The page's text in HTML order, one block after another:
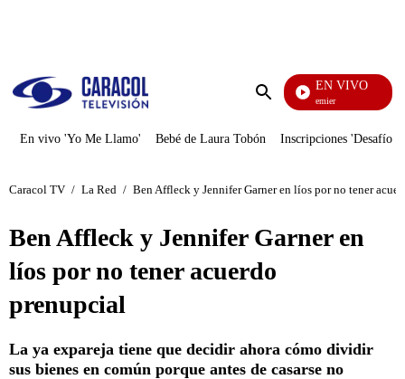
Enviar
EN VIVO
Noches De Premier
En vivo 'Yo Me Llamo' Bebé de Laura Tobón Inscripciones 'Desafío'
Caracol TV / La Red / Ben Affleck y Jennifer Garner en líos por no tener
Ben Affleck y Jennifer Garner en
líos por no tener acuerdo
prenupcial
La ya expareja tiene que decidir ahora cómo dividir
sus bienes en común porque antes de casarse no